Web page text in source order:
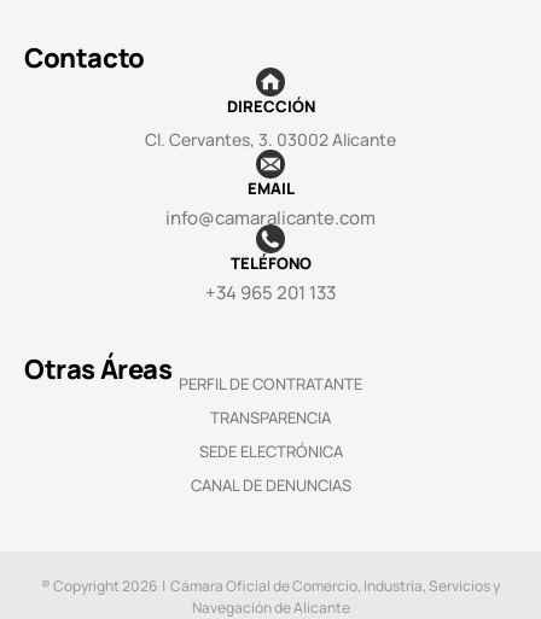
Contacto
DIRECCIÓN
Cl. Cervantes, 3. 03002 Alicante
EMAIL
info@camaralicante.com
TELÉFONO
+34 965 201 133
Otras Áreas PERFIL DE CONTRATANTE
TRANSPARENCIA
SEDE ELECTRÓNICA
CANAL DE DENUNCIAS
® Copyright 2026 | Cámara Oficial de Comercio, Industria, Servicios y
Navegación de Alicante